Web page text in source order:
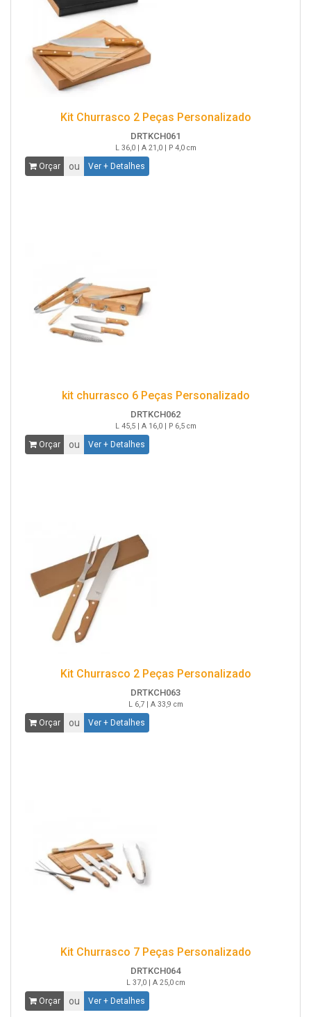
Kit Churrasco 2 Peças Personalizado
DRTKCH061
L 36,0 | A 21,0 | P 4,0 cm
Orçar ou Ver + Detalhes
kit churrasco 6 Peças Personalizado
DRTKCH062
L 45,5 | A 16,0 | P 6,5 cm
Orçar ou Ver + Detalhes
Kit Churrasco 2 Peças Personalizado
DRTKCH063
L 6,7 | A 33,9 cm
Orçar ou Ver + Detalhes
Kit Churrasco 7 Peças Personalizado
DRTKCH064
L 37,0 | A 25,0 cm
Orçar ou Ver + Detalhes